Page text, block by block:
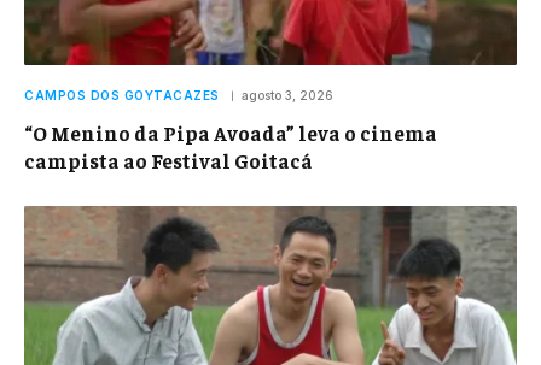
CAMPOS DOS GOYTACAZES agosto 3, 2026
“O Menino da Pipa Avoada” leva o cinema
campista ao Festival Goitacá